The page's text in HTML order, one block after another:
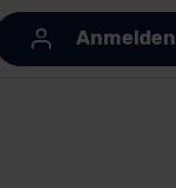
Anmelden